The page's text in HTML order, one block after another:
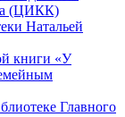
(ЦИКК)
Натальей
книги «У
Главного